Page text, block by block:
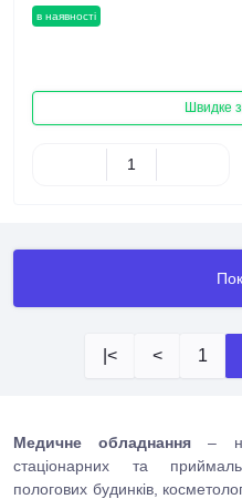
в наявності
Швидке
|< < 1
Медичне обладнання –
стаціонарних та
пологових будинків,